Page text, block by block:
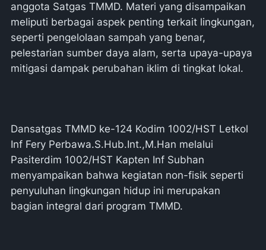
anggota Satgas TMMD. Materi yang disampaikan
meliputi berbagai aspek penting terkait lingkungan,
seperti pengelolaan sampah yang benar,
pelestarian sumber daya alam, serta upaya-upaya
mitigasi dampak perubahan iklim di tingkat lokal.
Dansatgas TMMD ke-124 Kodim 1002/HST Letkol
Inf Fery Perbawa.S.Hub.Int.,M.Han melalui
Pasiterdim 1002/HST Kapten Inf Subhan
menyampaikan bahwa kegiatan non-fisik seperti
penyuluhan lingkungan hidup ini merupakan
bagian integral dari program TMMD.